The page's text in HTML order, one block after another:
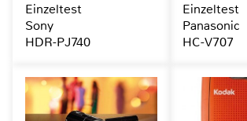
Einzeltest
Sony
HDR-PJ740
Einzeltest
Panasonic
HC-V707